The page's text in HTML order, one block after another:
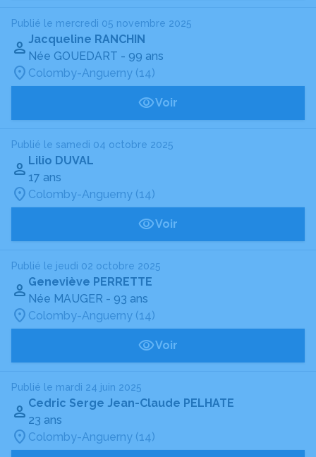
Publié le mercredi 05 novembre 2025
Jacqueline RANCHIN
Née GOUEDART - 99 ans
Colomby-Anguerny (14)
Voir
Publié le samedi 04 octobre 2025
Lilio DUVAL
17 ans
Colomby-Anguerny (14)
Voir
Publié le jeudi 02 octobre 2025
Geneviève PERRETTE
Née MAUGER - 93 ans
Colomby-Anguerny (14)
Voir
Publié le mardi 24 juin 2025
Cedric Serge Jean-Claude PELHATE
23 ans
Colomby-Anguerny (14)